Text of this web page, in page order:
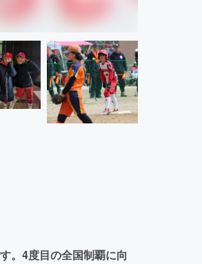
。4度目の全国制覇に向